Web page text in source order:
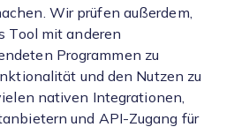
Wir prüfen außerdem,
Tool mit anderen
Programmen zu
und den Nutzen zu
nativen Integrationen,
und API-Zugang für